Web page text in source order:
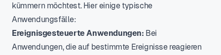
kümmern möchtest. Hier einige typische
Anwendungsfälle:
Ereignisgesteuerte Anwendungen: Bei
Anwendungen, die auf bestimmte Ereignisse reagieren